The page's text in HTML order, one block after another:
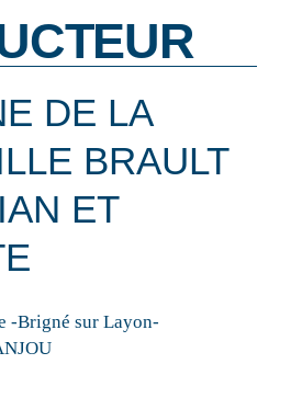
DE LA
BRAULT
ET
-Brigné sur Layon-